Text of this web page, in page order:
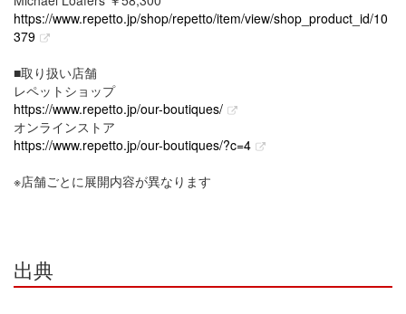
https://www.repetto.jp/shop/repetto/item/view/shop_product_id/10
379
■取り扱い店舗
レペットショップ
https://www.repetto.jp/our-boutiques/
オンラインストア
https://www.repetto.jp/our-boutiques/?c=4
※店舗ごとに展開内容が異なります
出典